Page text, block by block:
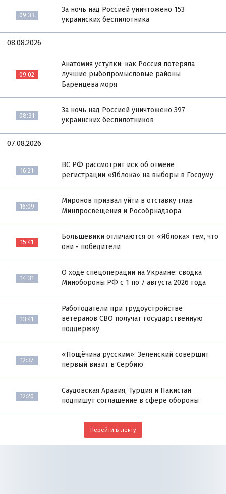
09:33
За ночь над Россией уничтожено 153
украинских беспилотника
08.08.2026
09:02
Анатомия уступки: как Россия потеряла
лучшие рыбопромысловые районы
Баренцева моря
08:31
За ночь над Россией уничтожено 397
украинских беспилотников
07.08.2026
16:21
ВС РФ рассмотрит иск об отмене
регистрации «Яблока» на выборы в Госдуму
16:09
Миронов призвал уйти в отставку глав
Минпросвещения и Рособрнадзора
15:41
Большевики отличаются от «Яблока» тем, что
они - победители
14:31
О ходе спецоперации на Украине: сводка
Минобороны РФ с 1 по 7 августа 2026 года
13:41
Работодатели при трудоустройстве
ветеранов СВО получат государственную
поддержку
12:37
«Пощёчина русским»: Зеленский совершит
первый визит в Сербию
12:20
Саудовская Аравия, Турция и Пакистан
подпишут соглашение в сфере обороны
Перейти в ленту